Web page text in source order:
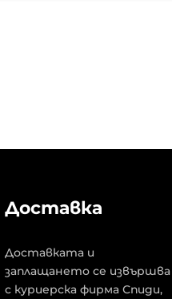
Доставка
Доставката и
заплащането се извършва
с куриерска фирма Спиди,